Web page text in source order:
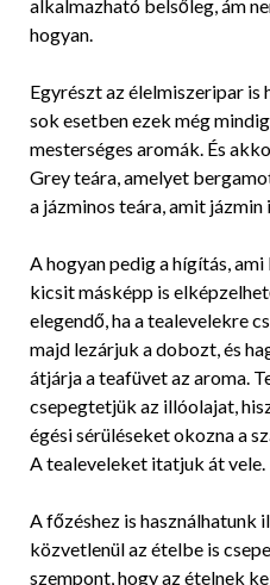
alkalmazható belsőleg, ám
hogyan.
Egyrészt az élelmiszeripar
sok esetben ezek még
mesterséges aromák. És
Grey teára, amelyet
a jázminos teára, amit
A hogyan pedig a hígítás,
kicsit másképp is
elegendő, ha a tealevelekre
majd lezárjuk a dobozt, és
átjárja a teafüvet az aroma.
csepegtetjük az illóolajat,
égési sérüléseket okozna a
A tealeveleket itatjuk át vele.
A főzéshez is
közvetlenül az ételbe is
szempont, hogy az ételnek